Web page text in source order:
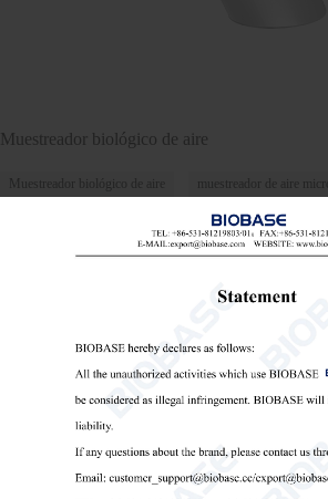
Muestreador biológico de aire
Muestreador biológico de aire muestreador de aire
equipos de muestreo de aire para microbiología